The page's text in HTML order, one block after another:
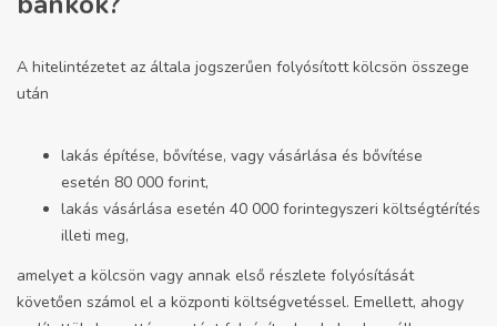
A hitelintézetet az általa jogszerűen folyósított kölcsön összege
után
lakás építése, bővítése, vagy vásárlása és bővítése
esetén 80 000 forint,
lakás vásárlása esetén 40 000 forintegyszeri költségtérítés
illeti meg,
amelyet a kölcsön vagy annak első részlete folyósítását
követően számol el a központi költségvetéssel. Emellett, ahogy